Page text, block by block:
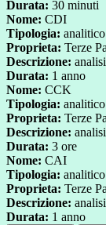
Durata: 30 minuti
Nome: CDI
Tipologia: analitico
Proprieta: Terze
Descrizione:
Durata: 1 anno
Nome: CCK
Tipologia: analitico
Proprieta: Terze
Descrizione:
Durata: 3 ore
Nome: CAI
Tipologia: analitico
Proprieta: Terze
Descrizione:
Durata: 1 anno